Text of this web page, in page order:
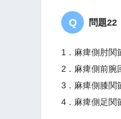
左下肢の運
胸部以下に
問題22
1．麻痺側肘関
2．麻痺側前腕
3．麻痺側膝関
4．麻痺側足関